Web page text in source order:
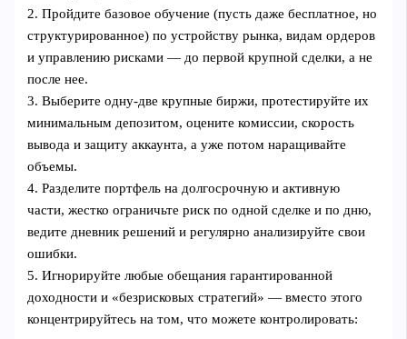
2. Пройдите базовое обучение (пусть даже бесплатное, но
структурированное) по устройству рынка, видам ордеров
и управлению рисками — до первой крупной сделки, а не
после нее.
3. Выберите одну-две крупные биржи, протестируйте их
минимальным депозитом, оцените комиссии, скорость
вывода и защиту аккаунта, а уже потом наращивайте
объемы.
4. Разделите портфель на долгосрочную и активную
части, жестко ограничьте риск по одной сделке и по дню,
ведите дневник решений и регулярно анализируйте свои
ошибки.
5. Игнорируйте любые обещания гарантированной
доходности и «безрисковых стратегий» — вместо этого
концентрируйтесь на том, что можете контролировать: